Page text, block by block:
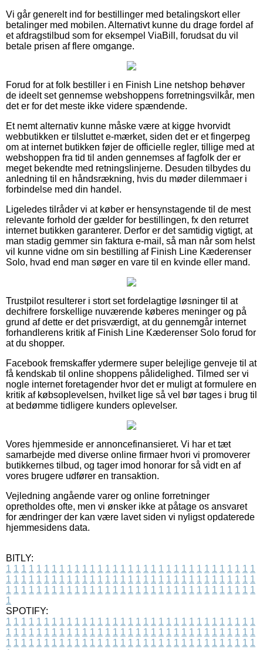
Vi går generelt ind for bestillinger med betalingskort eller
betalinger med mobilen. Alternativt kunne du drage fordel af
et afdragstilbud som for eksempel ViaBill, forudsat du vil
betale prisen af flere omgange.
Forud for at folk bestiller i en Finish Line netshop behøver
de ideelt set gennemse webshoppens forretningsvilkår, men
det er for det meste ikke videre spændende.
Et nemt alternativ kunne måske være at kigge hvorvidt
webbutikken er tilsluttet e-mærket, siden det er et fingerpeg
om at internet butikken føjer de officielle regler, tillige med at
webshoppen fra tid til anden gennemses af fagfolk der er
meget bekendte med retningslinjerne. Desuden tilbydes du
anledning til en håndsrækning, hvis du møder dilemmaer i
forbindelse med din handel.
Ligeledes tilråder vi at køber er hensynstagende til de mest
relevante forhold der gælder for bestillingen, fx den returret
internet butikken garanterer. Derfor er det samtidig vigtigt, at
man stadig gemmer sin faktura e-mail, så man når som helst
vil kunne vidne om sin bestilling af Finish Line Kæderenser
Solo, hvad end man søger en vare til en kvinde eller mand.
Trustpilot resulterer i stort set fordelagtige løsninger til at
dechifrere forskellige nuværende køberes meninger og på
grund af dette er det prisværdigt, at du gennemgår internet
forhandlerens kritik af Finish Line Kæderenser Solo forud for
at du shopper.
Facebook fremskaffer ydermere super belejlige genveje til at
få kendskab til online shoppens pålidelighed. Tilmed ser vi
nogle internet foretagender hvor det er muligt at formulere en
kritik af købsoplevelsen, hvilket lige så vel bør tages i brug til
at bedømme tidligere kunders oplevelser.
Vores hjemmeside er annoncefinansieret. Vi har et tæt
samarbejde med diverse online firmaer hvori vi promoverer
butikkernes tilbud, og tager imod honorar for så vidt en af
vores brugere udfører en transaktion.
Vejledning angående varer og online forretninger
opretholdes ofte, men vi ønsker ikke at påtage os ansvaret
for ændringer der kan være lavet siden vi nyligst opdaterede
hjemmesidens data.
BITLY:
1 1 1 1 1 1 1 1 1 1 1 1 1 1 1 1 1 1 1 1 1 1 1 1 1 1 1 1 1 1 1 1 1
1 1 1 1 1 1 1 1 1 1 1 1 1 1 1 1 1 1 1 1 1 1 1 1 1 1 1 1 1 1 1 1 1
1 1 1 1 1 1 1 1 1 1 1 1 1 1 1 1 1 1 1 1 1 1 1 1 1 1 1 1 1 1 1 1 1
1
SPOTIFY:
1 1 1 1 1 1 1 1 1 1 1 1 1 1 1 1 1 1 1 1 1 1 1 1 1 1 1 1 1 1 1 1 1
1 1 1 1 1 1 1 1 1 1 1 1 1 1 1 1 1 1 1 1 1 1 1 1 1 1 1 1 1 1 1 1 1
1 1 1 1 1 1 1 1 1 1 1 1 1 1 1 1 1 1 1 1 1 1 1 1 1 1 1 1 1 1 1 1 1